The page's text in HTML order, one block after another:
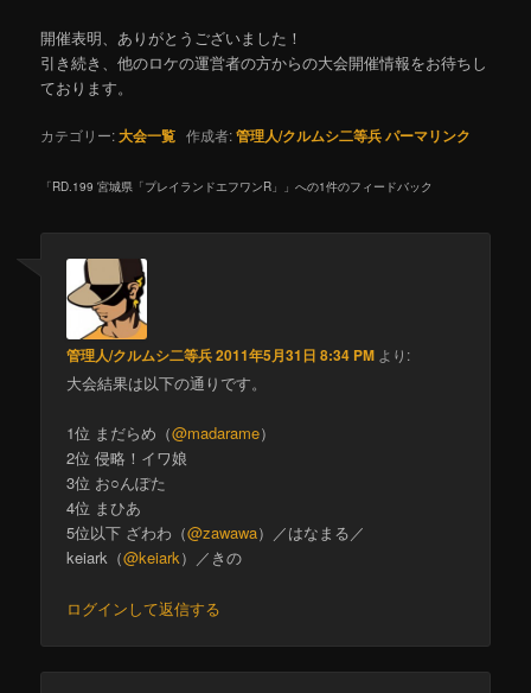
開催表明、ありがとうございました！
引き続き、他のロケの運営者の方からの大会開催情報をお待ちし
ております。
カテゴリー:大会一覧 作成者:管理人/クルムシ二等兵パーマリンク
「RD.199 宮城県「プレイランドエフワンR」 」への1件のフィードバック
管理人/クルムシ二等兵2011年5月31日 8:34 PM より:
大会結果は以下の通りです。
1位 まだらめ（@madarame）
2位 侵略！イワ娘
3位 お○んぽた
4位 まひあ
5位以下 ざわわ（@zawawa）／はなまる／
keiark（@keiark）／きの
ログインして返信する